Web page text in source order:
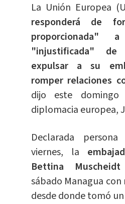
La Unión Europea
responderá de
proporcionada"
"injustificada" de
expulsar a su
romper relaciones
dijo este
diplomacia europea,
Declarada
viernes, la
Bettina Muscheidt
sábado Managua
desde donde tomó